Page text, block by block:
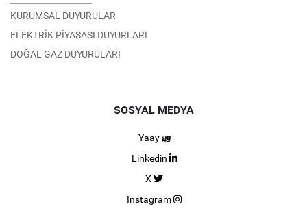
KURUMSAL DUYURULAR
ELEKTRİK PİYASASI DUYURLARI
DOĞAL GAZ DUYURULARI
SOSYAL MEDYA
Yaay
Linkedin
X
Instagram